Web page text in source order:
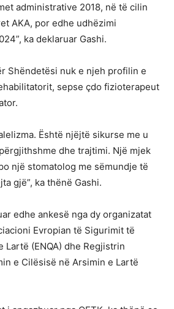
administrative 2018, në të cilin
AKA, por edhe udhëzimi
ka deklaruar Gashi.
Shëndetësi nuk e njeh profilin e
sepse çdo fizioterapeut
Është njëjtë sikurse me u
dhe trajtimi. Një mjek
një stomatolog me sëmundje të
gjë”, ka thënë Gashi.
edhe ankesë nga dy organizatat
Evropian të Sigurimit të
Lartë (ENQA) dhe Regjistrin
e Cilësisë në Arsimin e Lartë